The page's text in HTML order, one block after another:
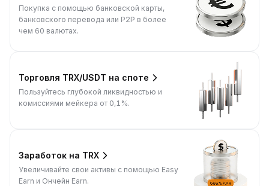
Покупка с помощью банковской карты,
банковского перевода или P2P в более
чем 60 валютах.
Торговля TRX/USDT на споте
Пользуйтесь глубокой ликвидностью и
комиссиями мейкера от 0,1%.
Заработок на TRX
Увеличивайте свои активы с помощью Easy
Earn и Ончейн Earn.